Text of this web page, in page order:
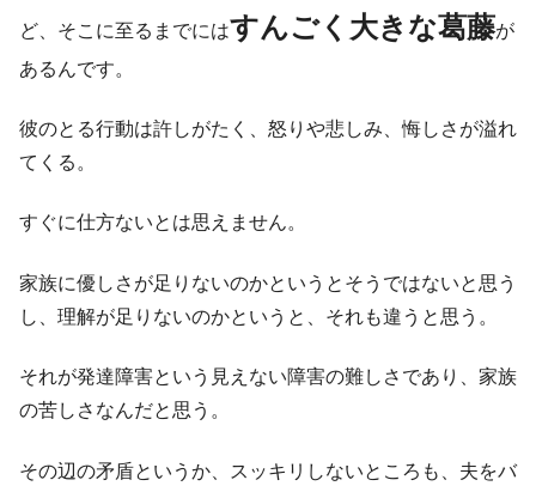
ど、そこに至るまでにはすんごく大きな葛藤が
あるんです。
彼のとる行動は許しがたく、怒りや悲しみ、悔しさが溢れ
てくる。
すぐに仕方ないとは思えません。
家族に優しさが足りないのかというとそうではないと思う
し、理解が足りないのかというと、それも違うと思う。
それが発達障害という見えない障害の難しさであり、家族
の苦しさなんだと思う。
その辺の矛盾というか、スッキリしないところも、夫をバ